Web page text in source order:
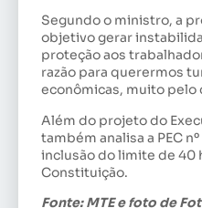
Segundo o ministro, a
objetivo gerar
proteção aos
razão para querermos
econômicas, muito pelo
Além do projeto do
também analisa a PEC
inclusão do limite de 40
Constituição.
Fonte:MTE e foto de